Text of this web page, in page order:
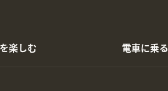
楽しむ 電車に乗る